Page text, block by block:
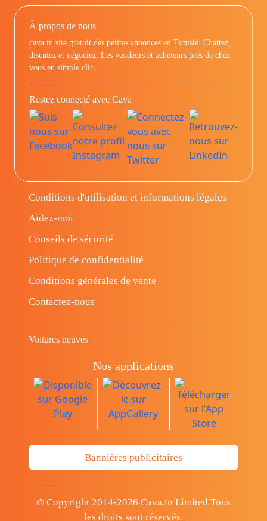
À propos de nous
cava.tn site gratuit des petites annonces en Tunisie: Chattez,
discutez et négociez. Les vendeurs et acheteurs prés de chez
vous en simple clic.
Restez connecté avec Cava
Conditions d'utilisation et informations légales
Aidez-moi
Conseils de sécurité
Politique de confidentialité
Conditions générales de vente
Contactez-nous
Voitures neuves
Nos applications
Bannières publicitaires
© Copyright 2014-2026 Cava.tn Limited Tous
les droits sont réservés.